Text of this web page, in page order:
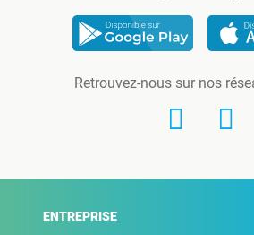
Retrouvez-nous sur nos
ENTREPRISE